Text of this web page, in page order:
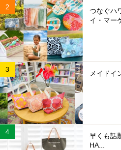
つなぐハ
イ・マー
メイドイ
早くも話
HA...